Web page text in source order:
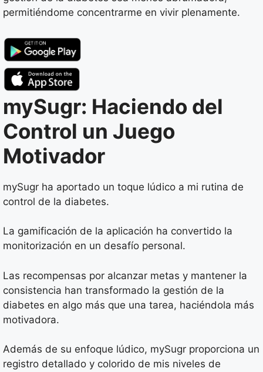
permitiéndome concentrarme en vivir plenamente.
mySugr: Haciendo del
Control un Juego
Motivador
mySugr ha aportado un toque lúdico a mi rutina de
control de la diabetes.
La gamificación de la aplicación ha convertido la
monitorización en un desafío personal.
Las recompensas por alcanzar metas y mantener la
consistencia han transformado la gestión de la
diabetes en algo más que una tarea, haciéndola más
motivadora.
Además de su enfoque lúdico, mySugr proporciona un
registro detallado y colorido de mis niveles de